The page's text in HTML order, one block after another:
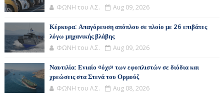
ΦΩΝΗ του Λ.Σ. Aug 09, 2026
Κέρκυρα: Απαγόρευση απόπλου σε πλοίο με 26 επιβάτες
λόγω μηχανικής βλάβης
ΦΩΝΗ του Λ.Σ. Aug 09, 2026
Ναυτιλία: Ενιαίο «όχι» των εφοπλιστών σε διόδια και
χρεώσεις στα Στενά του Ορμούζ
ΦΩΝΗ του Λ.Σ. Aug 08, 2026